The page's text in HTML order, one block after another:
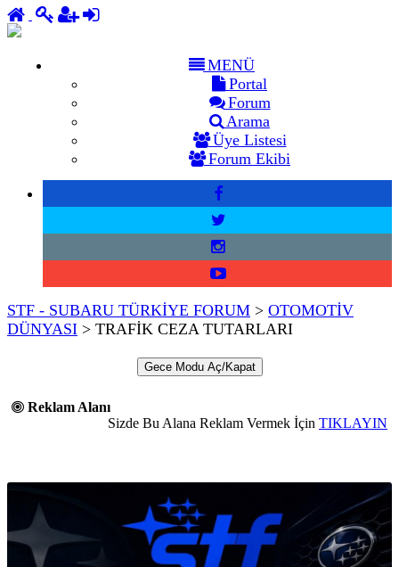
MENÜ
Portal
Forum
Arama
Üye Listesi
Forum Ekibi
STF - SUBARU TÜRKİYE FORUM > OTOMOTİV
DÜNYASI > TRAFİK CEZA TUTARLARI
Gece Modu Aç/Kapat
Reklam Alanı
Sizde Bu Alana Reklam Vermek İçin TIKLAYIN